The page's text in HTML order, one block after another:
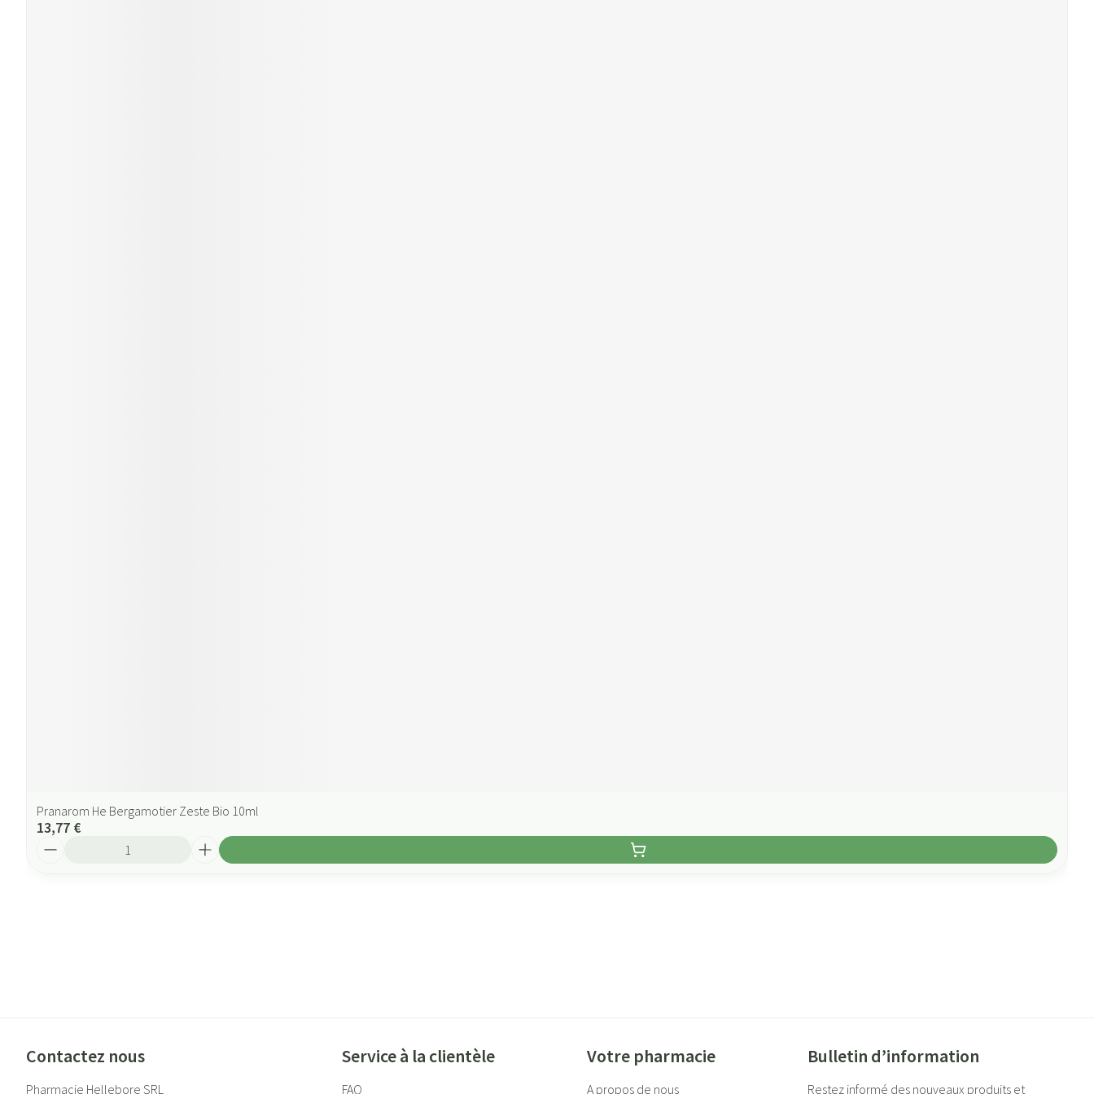
Pranarom He Bergamotier Zeste Bio 10ml
13,77 €
Contactez nous
Pharmacie Hellebore SRL
Service à la clientèle
FAQ
Votre pharmacie
A propos de nous
Bulletin d’information
Restez informé des nouveaux produits et